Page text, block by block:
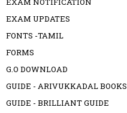
EXAM UPDATES
FONTS -TAMIL
FORMS
G.O DOWNLOAD
GUIDE - ARIVUKKADAL BOOKS
GUIDE - BRILLIANT GUIDE